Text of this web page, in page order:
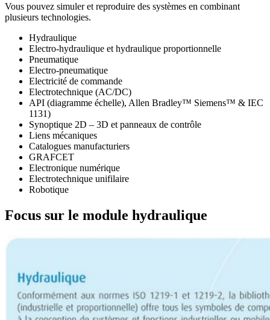
Vous pouvez simuler et reproduire des systèmes en combinant
plusieurs technologies.
Hydraulique
Electro-hydraulique et hydraulique proportionnelle
Pneumatique
Electro-pneumatique
Electricité de commande
Electrotechnique (AC/DC)
API (diagramme échelle), Allen Bradley™ Siemens™ & IEC
1131)
Synoptique 2D – 3D et panneaux de contrôle
Liens mécaniques
Catalogues manufacturiers
GRAFCET
Electronique numérique
Electrotechnique unifilaire
Robotique
Focus sur le module hydraulique